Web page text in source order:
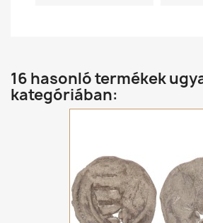
16 hasonló termékek
kategóriában: